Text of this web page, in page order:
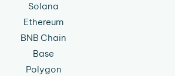
Solana
Ethereum
BNB Chain
Base
Polygon